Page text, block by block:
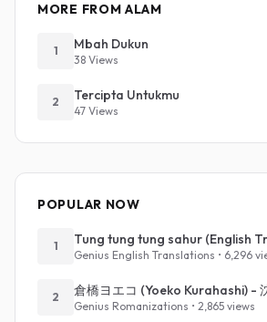
MORE FROM ALAM
1 Mbah Dukun
38 Views
2 Tercipta Untukmu
47 Views
POPULAR NOW
1 Tung tung tung sahur (English
Genius English Translations • 6,296
2
Genius Romanizations • 2,865 views